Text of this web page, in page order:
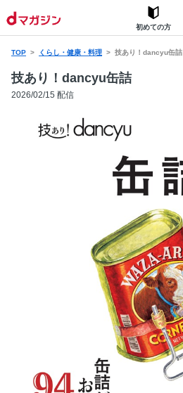
初めての方
TOP くらし・健康・料理 技あり！dancyu缶詰
技あり！dancyu缶詰
2026/02/15 配信